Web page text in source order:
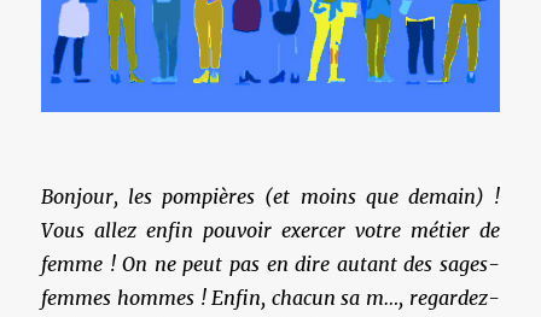
Bonjour, les pompières (et moins que demain) !
Vous allez enfin pouvoir exercer votre métier de
femme ! On ne peut pas en dire autant des sages-
femmes hommes ! Enfin, chacun sa m…, regardez-